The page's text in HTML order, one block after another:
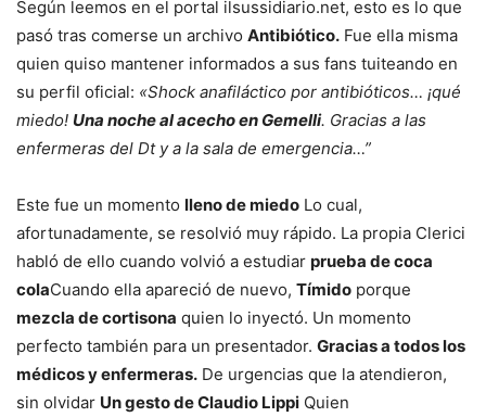
Según leemos en el portal ilsussidiario.net, esto es lo que
pasó tras comerse un archivo Antibiótico. Fue ella misma
quien quiso mantener informados a sus fans tuiteando en
su perfil oficial: «Shock anafiláctico por antibióticos… ¡qué
miedo! Una noche al acecho en Gemelli. Gracias a las
enfermeras del Dt y a la sala de emergencia…”
Este fue un momento lleno de miedo Lo cual,
afortunadamente, se resolvió muy rápido. La propia Clerici
habló de ello cuando volvió a estudiar prueba de coca
colaCuando ella apareció de nuevo, Tímido porque
mezcla de cortisona quien lo inyectó. Un momento
perfecto también para un presentador. Gracias a todos los
médicos y enfermeras. De urgencias que la atendieron,
sin olvidar Un gesto de Claudio Lippi Quien